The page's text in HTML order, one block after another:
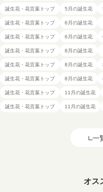
誕生花・花言葉トップ 5月の誕生花
誕生花・花言葉トップ 6月の誕生花
誕生花・花言葉トップ 6月の誕生花
誕生花・花言葉トップ 8月の誕生花
誕生花・花言葉トップ 8月の誕生花
誕生花・花言葉トップ 8月の誕生花
誕生花・花言葉トップ 11月の誕生花
誕生花・花言葉トップ 11月の誕生花
一
オス